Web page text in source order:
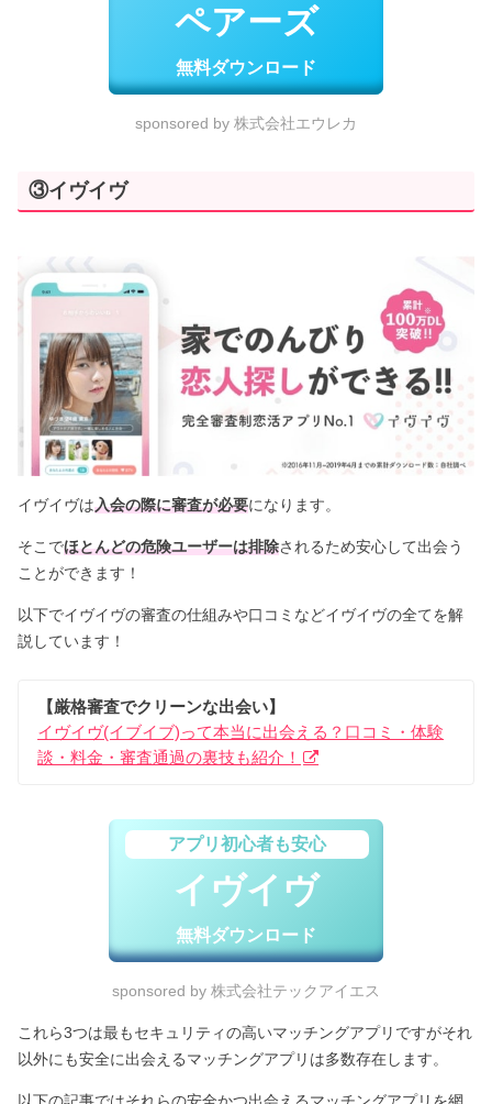
ペアーズ
無料ダウンロード
sponsored by 株式会社エウレカ
③イヴイヴ
イヴイヴは入会の際に審査が必要になります。
そこでほとんどの危険ユーザーは排除されるため安心して出会う
ことができます！
以下でイヴイヴの審査の仕組みや口コミなどイヴイヴの全てを解
説しています！
【厳格審査でクリーンな出会い】
イヴイヴ(イブイブ)って本当に出会える？口コミ・体験
談・料金・審査通過の裏技も紹介！
アプリ初心者も安心
イヴイヴ
無料ダウンロード
sponsored by 株式会社テックアイエス
これら3つは最もセキュリティの高いマッチングアプリですがそれ
以外にも安全に出会えるマッチングアプリは多数存在します。